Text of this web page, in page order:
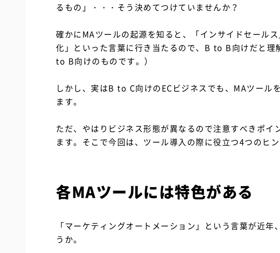
るもの」・・・そう決めてつけていませんか？
確かにMAツールの起源を知ると、「インサイドセール
化」といった言葉に行き当たるので、B to B向けだと理
to B向けのものです。）
しかし、実はB to C向けのECビジネスでも、MAツール
ます。
ただ、やはりビジネス形態が異なるので注意すべきポイ
ます。そこで今回は、ツール導入の際に役立つ4つのヒン
各MAツールには特色がある
「マーケティングオートメーション」という言葉が近
うか。